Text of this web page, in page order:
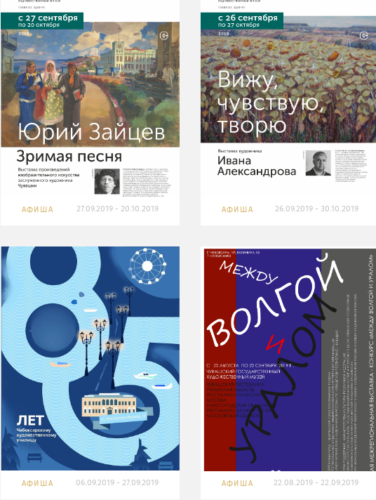
27.09.2019 - 20.10.2019
АФИША 26.09.2019 - 30.10.2019
АФИША
06.09.2019 - 27.09.2019
АФИША 22.08.2019 - 22.09.2019
АФИША